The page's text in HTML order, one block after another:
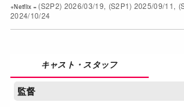
Get
(S2P2) 2026/03/19, (S2P1) 2025/09/11,
2024/10/24
監督